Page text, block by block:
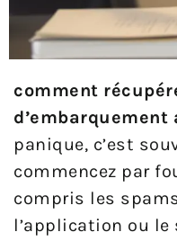
comment
d’embarquement
panique, c’est
commencez par
compris les
l’application ou